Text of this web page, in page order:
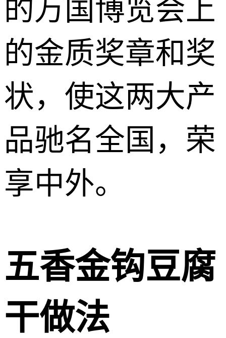
的万国博览会上
的金质奖章和奖
状，使这两大产
品驰名全国，荣
享中外。
五香金钩豆腐
干做法